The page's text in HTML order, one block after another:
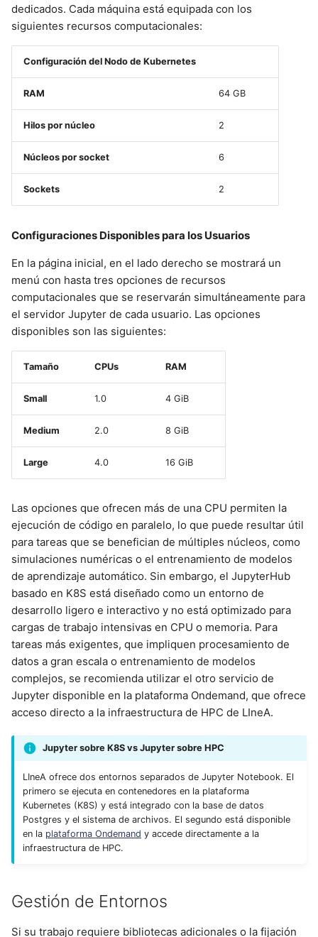
dedicados. Cada máquina está equipada con los
siguientes recursos computacionales:
Configuración del Nodo de Kubernetes
RAM 64 GB
Hilos por núcleo 2
Núcleos por socket 6
Sockets 2
Configuraciones Disponibles para los Usuarios
En la página inicial, en el lado derecho se mostrará un
menú con hasta tres opciones de recursos
computacionales que se reservarán simultáneamente para
el servidor Jupyter de cada usuario. Las opciones
disponibles son las siguientes:
Tamaño CPUs RAM
Small 1.0 4 GiB
Medium 2.0 8 GiB
Large 4.0 16 GiB
Las opciones que ofrecen más de una CPU permiten la
ejecución de código en paralelo, lo que puede resultar útil
para tareas que se benefician de múltiples núcleos, como
simulaciones numéricas o el entrenamiento de modelos
de aprendizaje automático. Sin embargo, el JupyterHub
basado en K8S está diseñado como un entorno de
desarrollo ligero e interactivo y no está optimizado para
cargas de trabajo intensivas en CPU o memoria. Para
tareas más exigentes, que impliquen procesamiento de
datos a gran escala o entrenamiento de modelos
complejos, se recomienda utilizar el otro servicio de
Jupyter disponible en la plataforma Ondemand, que ofrece
acceso directo a la infraestructura de HPC de LIneA.
Jupyter sobre K8S vs Jupyter sobre HPC
LIneA ofrece dos entornos separados de Jupyter Notebook. El
primero se ejecuta en contenedores en la plataforma
Kubernetes (K8S) y está integrado con la base de datos
Postgres y el sistema de archivos. El segundo está disponible
en la plataforma Ondemand y accede directamente a la
infraestructura de HPC.
Gestión de Entornos
Si su trabajo requiere bibliotecas adicionales o la fijación